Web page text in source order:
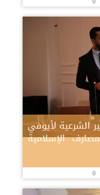
الشرعية لأيوفي
الإسلامية